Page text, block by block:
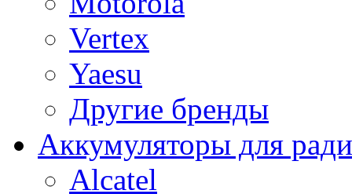
Vertex
Yaesu
Другие бренды
Аккумуляторы для
Alcatel